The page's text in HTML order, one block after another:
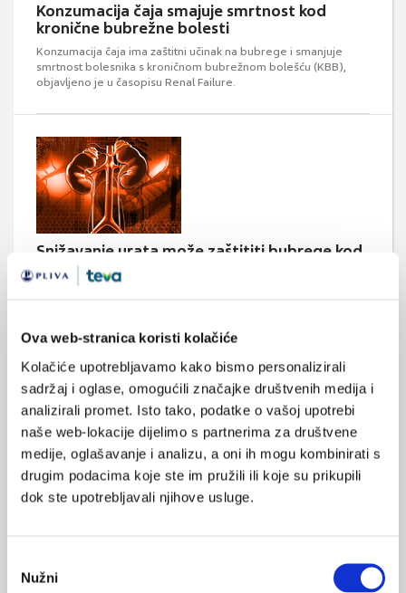
Ova web-stranica koristi kolačiće
Kolačiće upotrebljavamo kako bismo personalizirali
sadržaj i oglase, omogućili značajke društvenih medija i
analizirali promet. Isto tako, podatke o vašoj upotrebi
naše web-lokacije dijelimo s partnerima za društvene
medije, oglašavanje i analizu, a oni ih mogu kombinirati s
drugim podacima koje ste im pružili ili koje su prikupili
dok ste upotrebljavali njihove usluge.
pristanka
Nužni
Konzumacija čaja smajuje smrtnost kod
kronične bubrežne bolesti
Konzumacija čaja ima zaštitni učinak na bubrege i smanjuje
smrtnost bolesnika s kroničnom bubrežnom bolešću (KBB),
objavljeno je u časopisu Renal Failure.
Snižavanje urata može zaštititi bubrege kod
bolesnika s gihtom i KBB-om
rizikom za tešku ili završnu fazu bubrežne bolesti.
Antinefrinska autoantitijela: biomarker za
povezane s nefrotskim sindromom pokazuju jedinstveno visoke
razine autoantitijela na antinefrin, što ukazuje na novi biomarker